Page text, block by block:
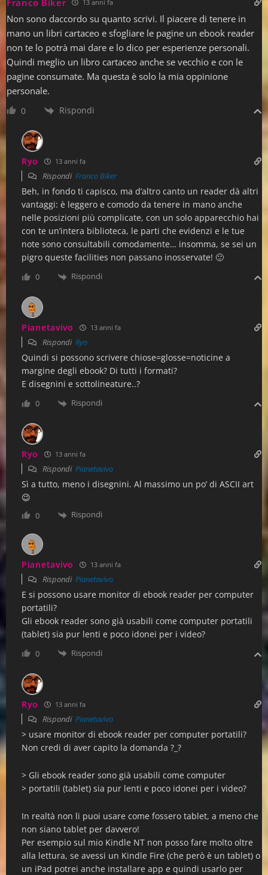
13 anni fa
Non sono daccordo su quanto scrivi. Il piacere di tenere in
mano un libri cartaceo e sfogliare le pagine un ebook reader
non te lo potrà mai dare e lo dico per esperienze personali.
Quindi meglio un libro cartaceo anche se vecchio e con le
pagine consumate. Ma questa è solo la mia oppinione
personale.
0 Rispondi
Ryo 13 anni fa
Rispondi Franco Biker
Beh, in fondo ti capisco, ma d’altro canto un reader dà altri
vantaggi: è leggero e comodo da tenere in mano anche
nelle posizioni più complicate, con un solo apparecchio hai
con te un’intera biblioteca, le parti che evidenzi e le tue
note sono consultabili comodamente… insomma, se sei un
pigro queste facilities non passano inosservate! 🙂
0 Rispondi
Pianetavivo 13 anni fa
Rispondi Ryo
Quindi si possono scrivere chiose=glosse=noticine a
margine degli ebook? Di tutti i formati?
E disegnini e sottolineature..?
0 Rispondi
Ryo 13 anni fa
Rispondi Pianetavivo
Sì a tutto, meno i disegnini. Al massimo un po’ di ASCII art
😉
0 Rispondi
Pianetavivo 13 anni fa
Rispondi Pianetavivo
E si possono usare monitor di ebook reader per computer
portatili?
Gli ebook reader sono già usabili come computer portatili
(tablet) sia pur lenti e poco idonei per i video?
0 Rispondi
Ryo 13 anni fa
Rispondi Pianetavivo
> usare monitor di ebook reader per computer portatili?
Non credi di aver capito la domanda ?_?
> Gli ebook reader sono già usabili come computer
> portatili (tablet) sia pur lenti e poco idonei per i video?
In realtà non li puoi usare come fossero tablet, a meno che
non siano tablet per davvero!
Per esempio sul mio Kindle NT non posso fare molto oltre
alla lettura, se avessi un Kindle Fire (che però è un tablet) o
un iPad potrei anche installare app e quindi usarlo per